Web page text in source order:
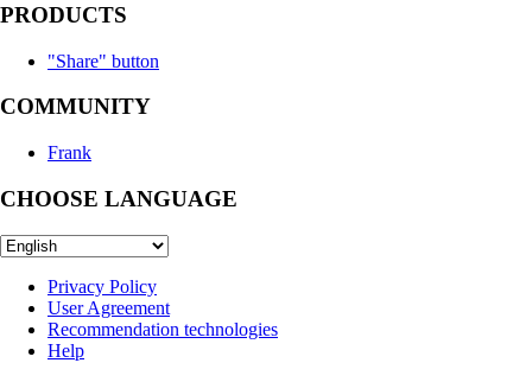
PRODUCTS
"Share" button
COMMUNITY
Frank
CHOOSE LANGUAGE
Privacy Policy
User Agreement
Recommendation technologies
Help